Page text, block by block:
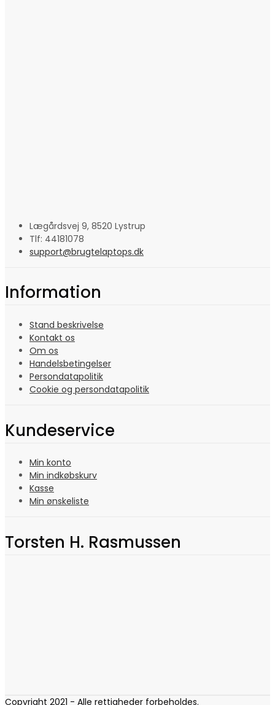
Lægårdsvej 9, 8520 Lystrup
Tlf: 44181078
support@brugtelaptops.dk
Information
Stand beskrivelse
Kontakt os
Om os
Handelsbetingelser
Persondatapolitik
Cookie og persondatapolitik
Kundeservice
Min konto
Min indkøbskurv
Kasse
Min ønskeliste
Torsten H. Rasmussen
Copyright 2021 - Alle rettigheder forbeholdes.